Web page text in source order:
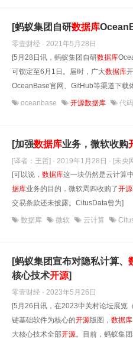
[蚂蚁集团自研数据库
零壹财经 · 2021年5月28日
[5月28日讯，蚂蚁集团自研数据库
可锁定至6月1日。届时，广大数据库
OceanBase官网、GitHub等渠道下载
oceanbase 开源数据库 代码
[加强数据库业务，微软收购
[译者：王哲] · 2019年1月28日 · [未央
[可以说， 数据库这一块仍然是云计算
据库业务的目的，微软周四收购了开源
交易条款还未披露。CitusData曾为]
数据库 微软 云计算
[蚂蚁集团宣布对隐私计算、
核心技术开源]
零壹财经 · 2023年5月26日
[5月26日讯，在2023中关村论坛展览
键基础软件为核心的开源版图， 数据库
大核心技术全部开源。目前，蚂蚁集